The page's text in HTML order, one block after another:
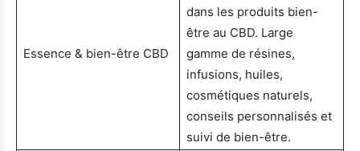
Essence & bien-être CBD
dans les produits bien-
être au CBD. Large
gamme de résines,
infusions, huiles,
cosmétiques naturels,
conseils personnalisés et
suivi de bien-être.